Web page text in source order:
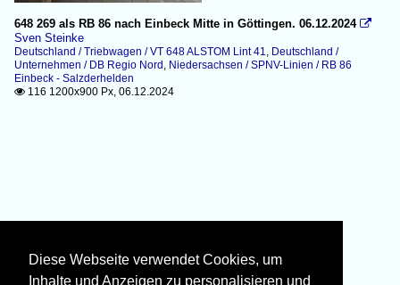
648 269 als RB 86 nach Einbeck Mitte in Göttingen. 06.12.2024 
Sven Steinke
Deutschland / Triebwagen / VT 648 ALSTOM Lint 41, Deutschland /
Unternehmen / DB Regio Nord , Niedersachsen / SPNV-Linien / RB 86
Einbeck - Salzderhelden
 116 1200x900 Px, 06.12.2024
Diese Webseite verwendet Cookies, um
Inhalte und Anzeigen zu personalisieren und